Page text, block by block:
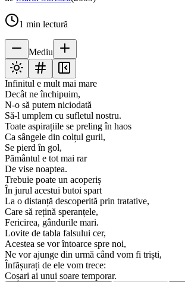
1 min lectură
Mediu
Infinitul e mult mai mare
Decât ne închipuim,
N-o să putem niciodată
Să-l umplem cu sufletul nostru.
Toate aspirațiile se preling în haos
Ca sângele din colțul gurii,
Se pierd în gol,
Pământul e tot mai rar
De vise noaptea.
Trebuie poate un acoperiș
În jurul acestui butoi spart
La o distanță descoperită prin tratative,
Care să rețină speranțele,
Fericirea, gândurile mari.
Lovite de tabla falsului cer,
Acestea se vor întoarce spre noi,
Ne vor ajunge din urmă când vom fi triști,
Înfășurați de ele vom trece:
Coșari ai unui soare temporar.